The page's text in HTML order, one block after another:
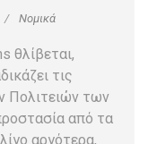
Νομικά
θλίβεται,
τις
Πολιτειών των
από τα
αργότερα,